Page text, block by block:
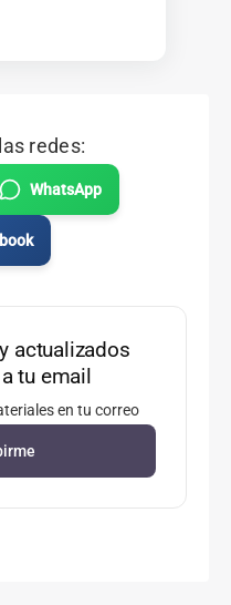
redes:
WhatsApp
actualizados
tu email
en tu correo